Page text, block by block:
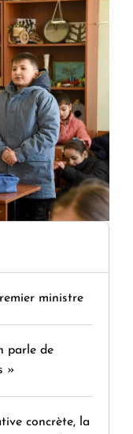
ministre
parle de
»
concrète, la